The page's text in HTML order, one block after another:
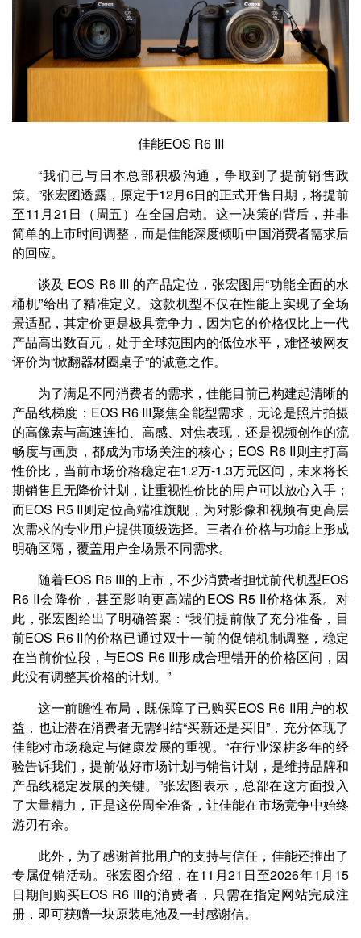
佳能EOS R6 III
“我们已与日本总部积极沟通，争取到了提前销售政
策。”张宏图透露，原定于12月6日的正式开售日期，将提前
至11月21日（周五）在全国启动。这一决策的背后，并非
简单的上市时间调整，而是佳能深度倾听中国消费者需求后
的回应。
谈及 EOS R6 III 的产品定位，张宏图用“功能全面的水
桶机”给出了精准定义。这款机型不仅在性能上实现了全场
景适配，其定价更是极具竞争力，因为它的价格仅比上一代
产品高出数百元，处于全球范围内的低位水平，难怪被网友
评价为“掀翻器材圈桌子”的诚意之作。
为了满足不同消费者的需求，佳能目前已构建起清晰的
产品线梯度：EOS R6 III聚焦全能型需求，无论是照片拍摄
的高像素与高速连拍、高感、对焦表现，还是视频创作的流
畅度与画质，都成为市场关注的核心；EOS R6 II则主打高
性价比，当前市场价格稳定在1.2万-1.3万元区间，未来将长
期销售且无降价计划，让重视性价比的用户可以放心入手；
而EOS R5 II则定位高端准旗舰，为对影像和视频有更高层
次需求的专业用户提供顶级选择。三者在价格与功能上形成
明确区隔，覆盖用户全场景不同需求。
随着EOS R6 III的上市，不少消费者担忧前代机型EOS
R6 II会降价，甚至影响更高端的EOS R5 II价格体系。对
此，张宏图给出了明确答案：“我们提前做了充分准备，目
前EOS R6 II的价格已通过双十一前的促销机制调整，稳定
在当前价位段，与EOS R6 III形成合理错开的价格区间，因
此没有调整其价格的计划。”
这一前瞻性布局，既保障了已购买EOS R6 II用户的权
益，也让潜在消费者无需纠结“买新还是买旧”，充分体现了
佳能对市场稳定与健康发展的重视。“在行业深耕多年的经
验告诉我们，提前做好市场计划与销售计划，是维持品牌和
产品线稳定发展的关键。”张宏图表示，总部在这方面投入
了大量精力，正是这份周全准备，让佳能在市场竞争中始终
游刃有余。
此外，为了感谢首批用户的支持与信任，佳能还推出了
专属促销活动。张宏图介绍，在11月21日至2026年1月15
日期间购买EOS R6 III的消费者，只需在指定网站完成注
册，即可获赠一块原装电池及一封感谢信。